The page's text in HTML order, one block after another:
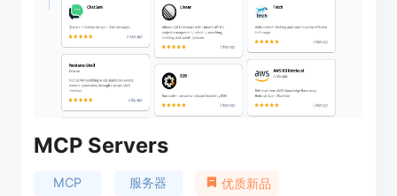
MCP Servers
MCP 服务器 优质新品